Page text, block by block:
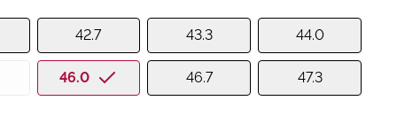
42.7 43.3 44.0
46.0 46.7 47.3